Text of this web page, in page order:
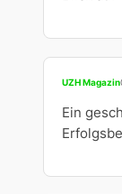
UZH Magazin
Ein